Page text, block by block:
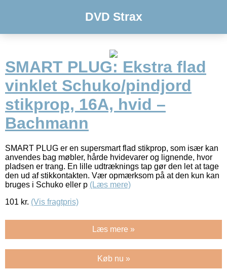
DVD Strax
SMART PLUG: Ekstra flad
vinklet Schuko/pindjord
stikprop, 16A, hvid –
Bachmann
SMART PLUG er en supersmart flad stikprop, som især kan
anvendes bag møbler, hårde hvidevarer og lignende, hvor
pladsen er trang. En lille udtræknings tap gør den let at tage
den ud af stikkontakten. Vær opmærksom på at den kun kan
bruges i Schuko eller p (Læs mere)
101 kr. (Vis fragtpris)
Læs mere »
Køb nu »